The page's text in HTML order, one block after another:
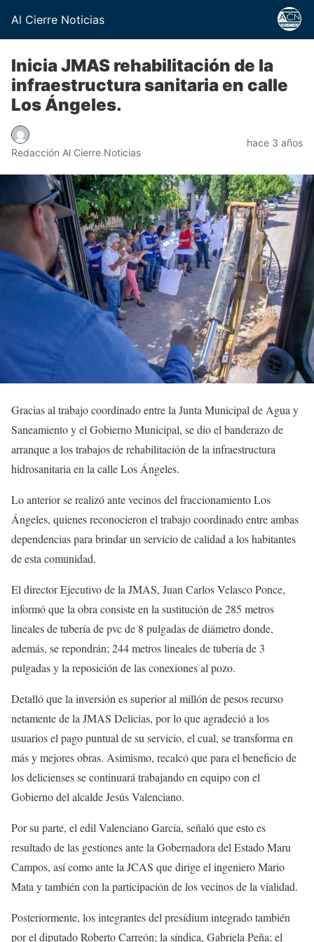
Al Cierre Noticias
Inicia JMAS rehabilitación de la
infraestructura sanitaria en calle
Los Ángeles.
Redacción Al Cierre Noticias
hace 3 años
Gracias al trabajo coordinado entre la Junta Municipal de Agua y
Saneamiento y el Gobierno Municipal, se dio el banderazo de
arranque a los trabajos de rehabilitación de la infraestructura
hidrosanitaria en la calle Los Ángeles.
Lo anterior se realizó ante vecinos del fraccionamiento Los
Ángeles, quienes reconocieron el trabajo coordinado entre ambas
dependencias para brindar un servicio de calidad a los habitantes
de esta comunidad.
El director Ejecutivo de la JMAS, Juan Carlos Velasco Ponce,
informó que la obra consiste en la sustitución de 285 metros
lineales de tubería de pvc de 8 pulgadas de diámetro donde,
además, se repondrán; 244 metros lineales de tubería de 3
pulgadas y la reposición de las conexiones al pozo.
Detalló que la inversión es superior al millón de pesos recurso
netamente de la JMAS Delicias, por lo que agradeció a los
usuarios el pago puntual de su servicio, el cual, se transforma en
más y mejores obras. Asimismo, recalcó que para el beneficio de
los delicienses se continuará trabajando en equipo con el
Gobierno del alcalde Jesús Valenciano.
Por su parte, el edil Valenciano García, señaló que esto es
resultado de las gestiones ante la Gobernadora del Estado Maru
Campos, así como ante la JCAS que dirige el ingeniero Mario
Mata y también con la participación de los vecinos de la vialidad.
Posteriormente, los integrantes del presídium integrado también
por el diputado Roberto Carreón; la síndica, Gabriela Peña; el